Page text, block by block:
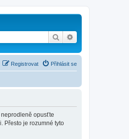
Hledat
Přihlásit se
Registrovat
neprodleně opusťte
Přesto je rozumné tyto